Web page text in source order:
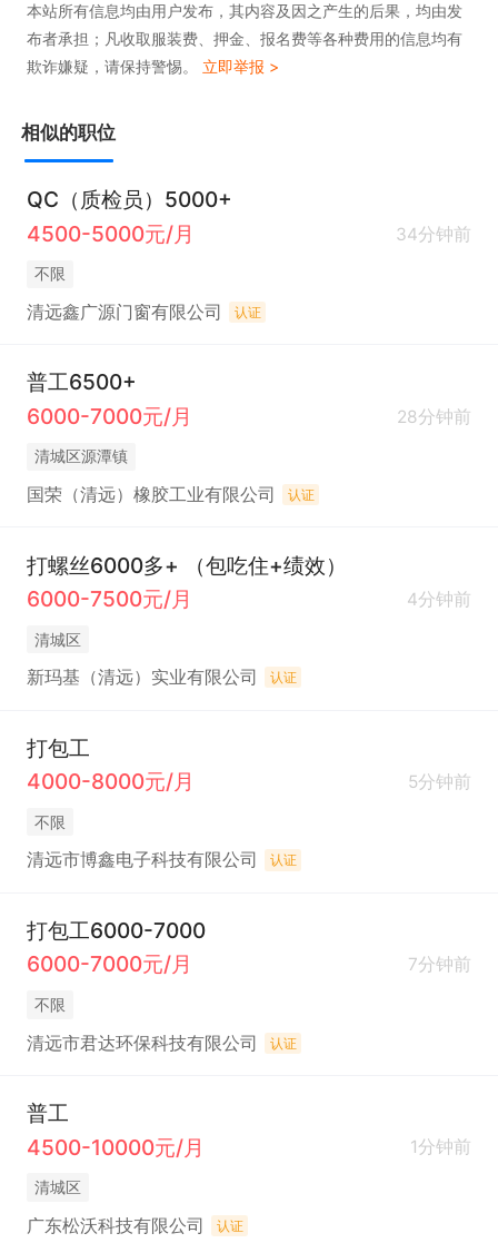
本站所有信息均由用户发布，其内容及因之产生的后果，均由发
布者承担；凡收取服装费、押金、报名费等各种费用的信息均有
欺诈嫌疑，请保持警惕。 立即举报 >
相似的职位
QC（质检员）5000+
4500-5000元/月
34分钟前
不限
清远鑫广源门窗有限公司 认证
普工6500+
6000-7000元/月
28分钟前
清城区源潭镇
国荣（清远）橡胶工业有限公司 认证
打螺丝6000多+ （包吃住+绩效）
6000-7500元/月
4分钟前
清城区
新玛基（清远）实业有限公司 认证
打包工
4000-8000元/月
5分钟前
不限
清远市博鑫电子科技有限公司 认证
打包工6000-7000
6000-7000元/月
7分钟前
不限
清远市君达环保科技有限公司 认证
普工
4500-10000元/月
1分钟前
清城区
广东松沃科技有限公司 认证